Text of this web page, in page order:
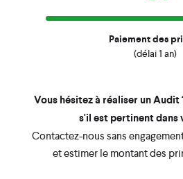
Paiement des
(délai 1 an)
Vous hésitez à réaliser un Audit
s'il est pertinent dans
Contactez-nous sans
et estimer le montant des